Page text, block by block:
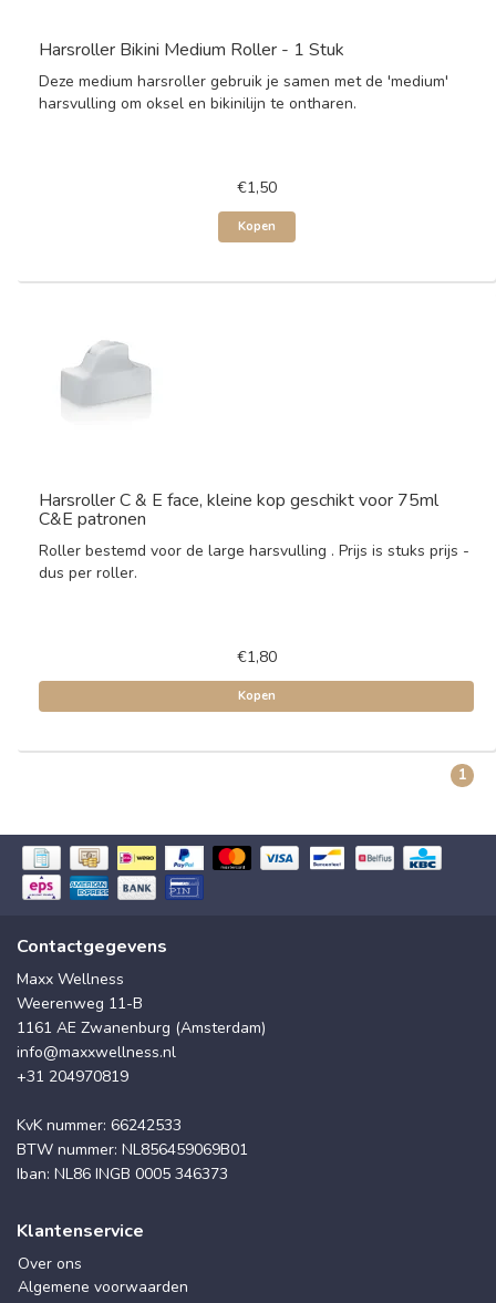
Harsroller Bikini Medium Roller - 1 Stuk
Deze medium harsroller gebruik je samen met de 'medium'
harsvulling om oksel en bikinilijn te ontharen.
€1,50
Kopen
Harsroller C & E face, kleine kop geschikt voor 75ml
C&E patronen
Roller bestemd voor de large harsvulling . Prijs is stuks prijs -
dus per roller.
€1,80
Kopen
1
Contactgegevens
Maxx Wellness
Weerenweg 11-B
1161 AE Zwanenburg (Amsterdam)
info@maxxwellness.nl
+31 204970819
KvK nummer: 66242533
BTW nummer: NL856459069B01
Iban: NL86 INGB 0005 346373
Klantenservice
Over ons
Algemene voorwaarden